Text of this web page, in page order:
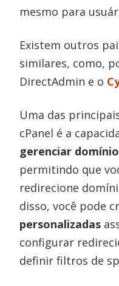
mesmo para
Existem outros
similares, como,
DirectAdmin e o
Uma das
cPanel é a
gerenciar
permitindo que
redirecione
disso, você pode
personalizadas
configurar
definir filtros de